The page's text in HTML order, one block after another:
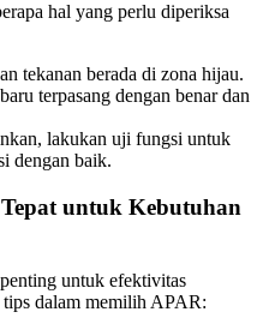
hal yang perlu diperiksa
tekanan berada di zona hijau.
terpasang dengan benar dan
lakukan uji fungsi untuk
dengan baik.
untuk Kebutuhan
untuk efektivitas
dalam memilih APAR: